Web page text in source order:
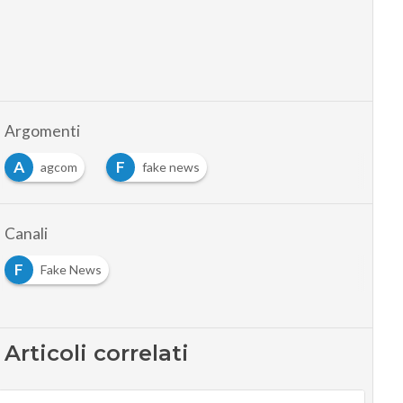
Argomenti
A
agcom F fake news
Canali
F
Fake News
Articoli correlati